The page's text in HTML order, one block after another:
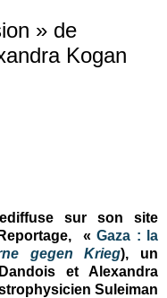
» de
Kogan
sur son site
Reportage, «Gaza : la
gegen Krieg), un
et Alexandra
Suleiman